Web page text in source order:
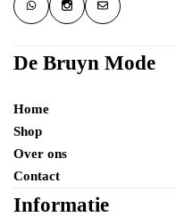
De Bruyn Mode
Home
Shop
Over ons
Contact
Informatie